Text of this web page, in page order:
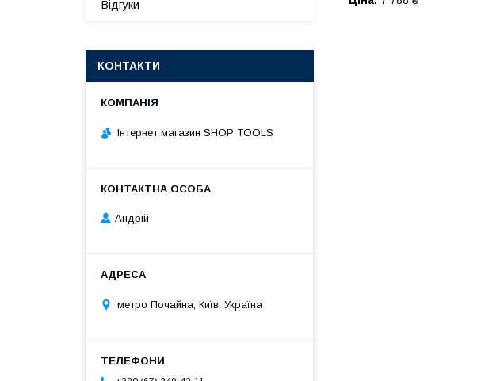
Відгуки
КОНТАКТИ
Інтернет магазин SHOP TOOLS
Андрій
метро Почайна, Київ, Україна